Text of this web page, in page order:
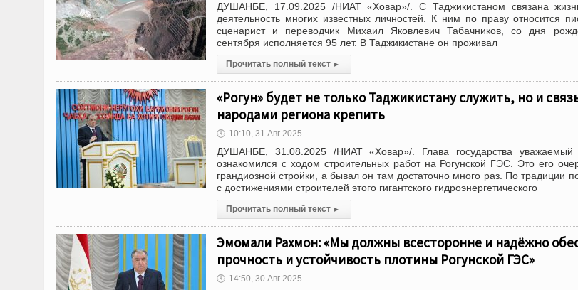
ДУШАНБЕ, 17.09.2025 /НИАТ «Ховар»/. С Таджикистаном связана
деятельность многих известных личностей. К ним по праву относится
сценарист и переводчик Михаил Яковлевич Табачников, со дня
сентября исполняется 95 лет. В Таджикистане он проживал
Прочитать полный текст ▸
«Рогун» будет не только Таджикистану служить, но и
народами региона крепить
🕔 10:10, 31.Авг 2025
ДУШАНБЕ, 31.08.2025 /НИАТ «Ховар»/. Глава государства
ознакомился с ходом строительных работ на Рогунской ГЭС. Это его
грандиозной стройки, а бывал он там достаточно много раз. По традиции
с достижениями строителей этого гигантского гидроэнергетического
Прочитать полный текст ▸
Эмомали Рахмон: «Мы должны всесторонне и надёжно
прочность и устойчивость плотины Рогунской ГЭС»
🕔 14:50, 30.Авг 2025